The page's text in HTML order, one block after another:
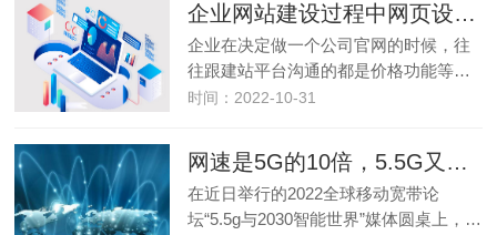
企业网站建设过程中网页设计的建议
企业在决定做一个公司官网的时候，往
往跟建站平台沟通的都是价格功能等…
时间：2022-10-31
网速是5G的10倍，5.5G又要来了？
在近日举行的2022全球移动宽带论
坛“5.5g与2030智能世界”媒体圆桌上，…